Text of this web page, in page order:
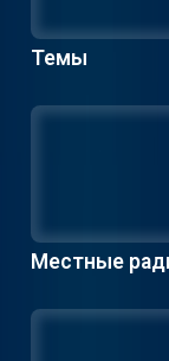
Темы
Местные